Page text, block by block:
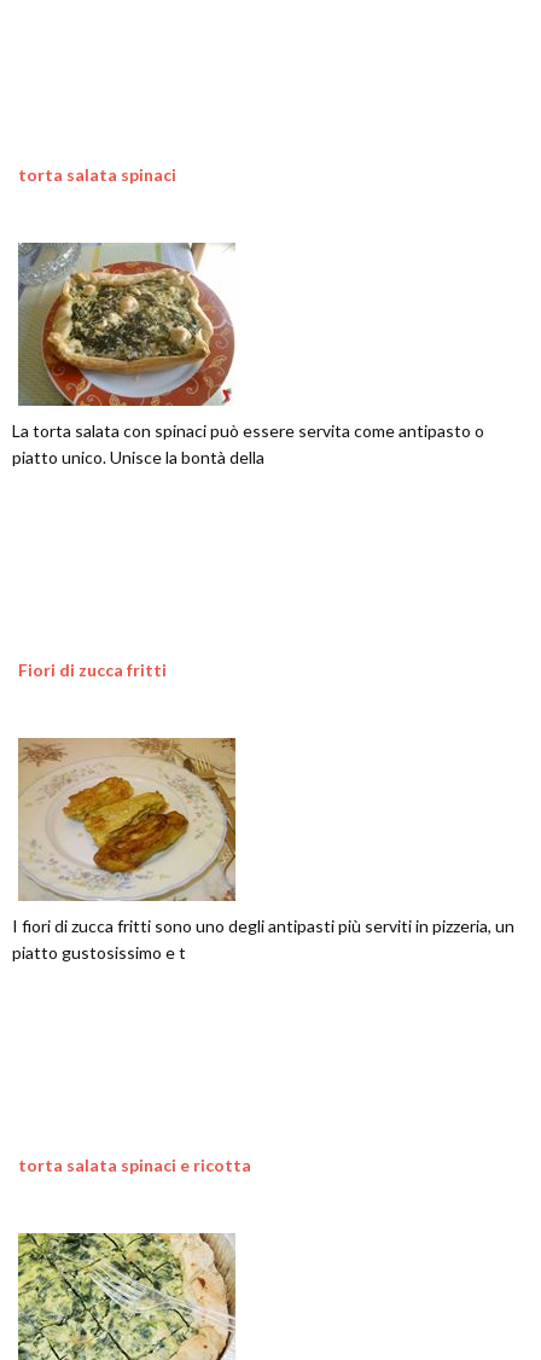
torta salata spinaci
La torta salata con spinaci può essere servita come antipasto o
piatto unico. Unisce la bontà della
Fiori di zucca fritti
I fiori di zucca fritti sono uno degli antipasti più serviti in pizzeria, un
piatto gustosissimo e t
torta salata spinaci e ricotta